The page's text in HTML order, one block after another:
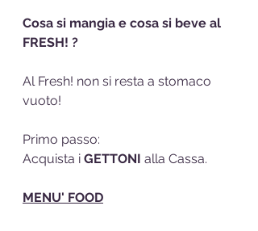
Cosa si mangia e cosa si beve al
FRESH! ?
Al Fresh! non si resta a stomaco
vuoto!
Primo passo:
Acquista i GETTONI alla Cassa.
MENU' FOOD